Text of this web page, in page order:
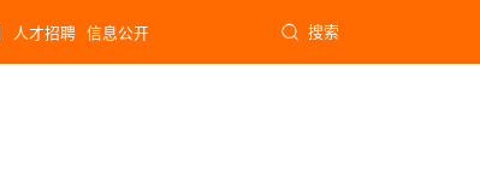
人才招聘 信息公开 搜索